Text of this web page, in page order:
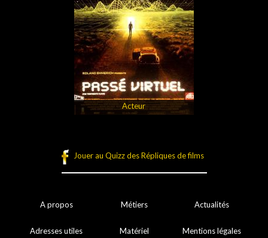
Acteur
Jouer au Quizz des Répliques de films
A propos Métiers Actualités
Adresses utiles Matériel Mentions légales